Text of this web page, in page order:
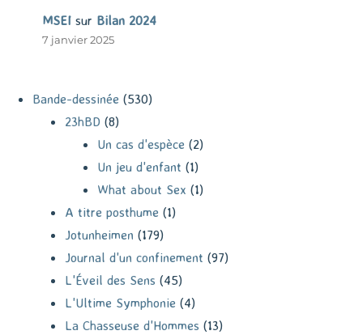
MSEI sur Bilan 2024
7 janvier 2025
Bande-dessinée (530)
23hBD (8)
Un cas d'espèce (2)
Un jeu d'enfant (1)
What about Sex (1)
A titre posthume (1)
Jotunheimen (179)
Journal d'un confinement (97)
L'Éveil des Sens (45)
L'Ultime Symphonie (4)
La Chasseuse d'Hommes (13)